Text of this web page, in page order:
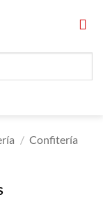
/ Confitería